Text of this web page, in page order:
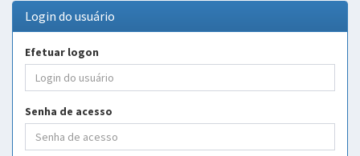
Login do usuário
Efetuar logon
Senha de acesso